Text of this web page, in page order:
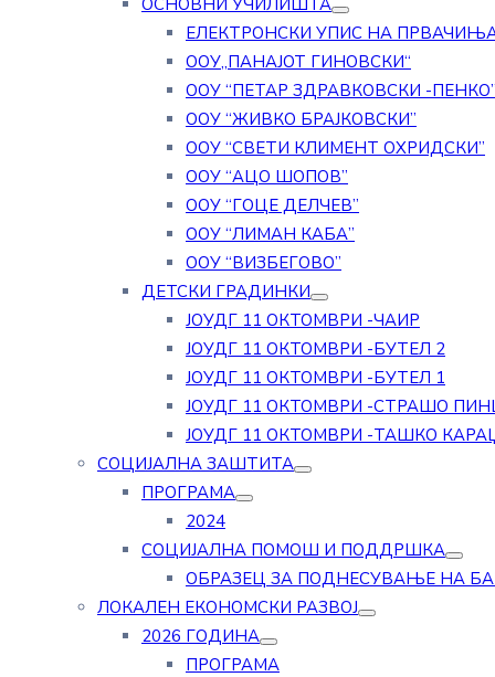
ОСНОВНИ УЧИЛИШТА
ЕЛЕКТРОНСКИ УПИС НА
ООУ„ПАНАЈОТ ГИНОВСКИ“
ООУ “ПЕТАР ЗДРАВКОВСКИ -ПЕНКО”
ООУ “ЖИВКО БРАЈКОВСКИ”
ООУ “СВЕТИ КЛИМЕНТ ОХРИДСКИ”
ООУ “АЦО ШОПОВ”
ООУ “ГОЦЕ ДЕЛЧЕВ”
ООУ “ЛИМАН КАБА”
ООУ “ВИЗБЕГОВО”
ДЕТСКИ ГРАДИНКИ
ЈОУДГ 11 ОКТОМВРИ -ЧАИР
ЈОУДГ 11 ОКТОМВРИ -БУТЕЛ 2
ЈОУДГ 11 ОКТОМВРИ -БУТЕЛ 1
ЈОУДГ 11 ОКТОМВРИ -СТРАШО
ЈОУДГ 11 ОКТОМВРИ -ТАШКО
СОЦИЈАЛНА ЗАШТИТА
ПРОГРАМА
2024
СОЦИЈАЛНА ПОМОШ И ПОДДРШКА
ОБРАЗЕЦ ЗА ПОДНЕСУВАЊЕ НА
ЛОКАЛЕН ЕКОНОМСКИ РАЗВОЈ
2026 ГОДИНА
ПРОГРАМА